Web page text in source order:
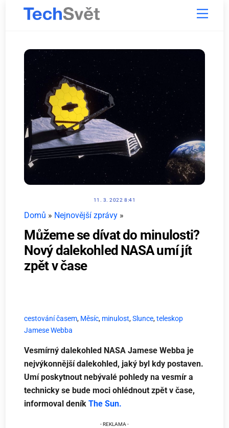
Menu
11. 3. 2022 8:41
Domů » Nejnovější zprávy »
Můžeme se dívat do minulosti?
Nový dalekohled NASA umí jít
zpět v čase
cestování časem, Měsíc, minulost,Slunce,teleskop
Jamese Webba
Vesmírný dalekohled NASA Jamese Webba je
nejvýkonnější dalekohled, jaký byl kdy postaven.
Umí poskytnout nebývalé pohledy na vesmír a
technicky se bude moci ohlédnout zpět v čase,
informoval deníkThe Sun.